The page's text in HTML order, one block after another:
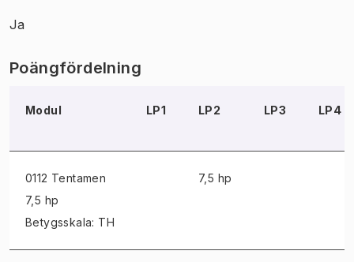
Ja
Poängfördelning
Modul LP1 LP2 LP3 LP4
0112 Tentamen
7,5 hp
Betygsskala: TH
7,5 hp